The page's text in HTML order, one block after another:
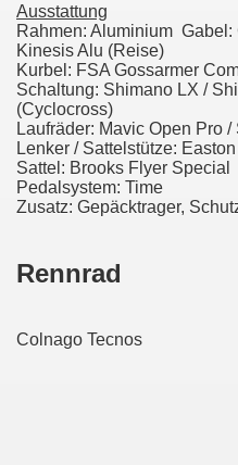
Ausstattung
Rahmen: Aluminium
Kinesis Alu (Reise)
Kurbel: FSA Gossarmer
Schaltung: Shimano LX /
(Cyclocross)
Laufräder: Mavic Open Pro
Lenker / Sattelstütze: Easton
Sattel: Brooks Flyer Special
Pedalsystem: Time
Zusatz: Gepäcktrager,
Rennrad
Colnago Tecnos